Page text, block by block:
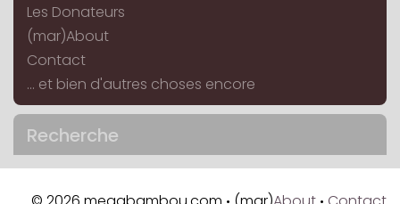
Les Donateurs
(mar)About
Contact
... et bien d'autres choses encore
Recherche